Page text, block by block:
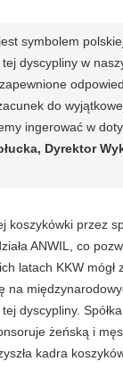
symbolem
dyscypliny w
do
ingerować w
Dyrektor
koszykówki
ANWIL, co
latach KKW
na
dyscypliny.
żeńską i
kadra